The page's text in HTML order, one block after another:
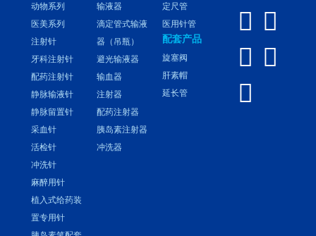
动物系列
医美系列
注射针
牙科注射针
配药注射针
静脉输液针
静脉留置针
采血针
活检针
冲洗针
麻醉用针
植入式给药装
置专用针
输液器
滴定管式输液
器（吊瓶）
避光输液器
输血器
注射器
配药注射器
胰岛素注射器
冲洗器
定尺管
医用针管
配套产品
旋塞阀
肝素帽
延长管
 
 
